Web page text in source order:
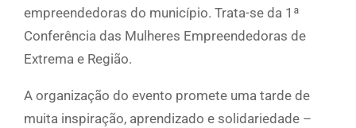
empreendedoras do município. Trata-se da 1ª
Conferência das Mulheres Empreendedoras de
Extrema e Região.
A organização do evento promete uma tarde de
muita inspiração, aprendizado e solidariedade –